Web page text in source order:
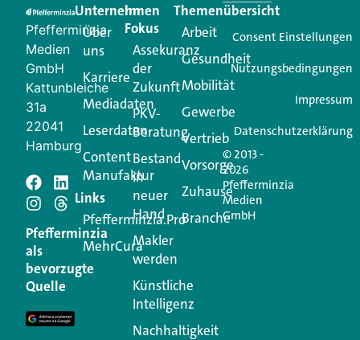
Creator für Ihre Kundenkommunikation. Alles, was
Ihren Vertriebsalltag leichter macht. Mit nur einem
Login.
Jetzt anmelden
Schreiben Sie einen
Kommentar
Ihre E-Mail-Adresse wird nicht veröffentlicht.
Erforderliche Felder sind mit
Kommentar
Pfefferminzia
Medien
GmbH
Kattunbleiche
31a
22041
Hamburg
Pfefferminzia
als
bevorzugte
Quelle
Unternehmen
Über
uns
Karriere
Mediadaten
Leserdaten
Content
Manufaktur
Links
Pfefferminzia.Pro
MehrCura
Im
Fokus
Assekuranz
der
Zukunft
PKV-
Beratung
Bestand
in
neuer
Hand
Makler
werden
Künstliche
Intelligenz
Nachhaltigkeit
Themenübersicht
Arbeit
Gesundheit
Mobilität
Gewerbe
Vertrieb
Vorsorge
Zuhause
Branche
© 2013 -
2026
Pfefferminzia
Medien
GmbH
Consent Einstellungen
Nutzungsbedingungen
Impressum
Datenschutzerklärung